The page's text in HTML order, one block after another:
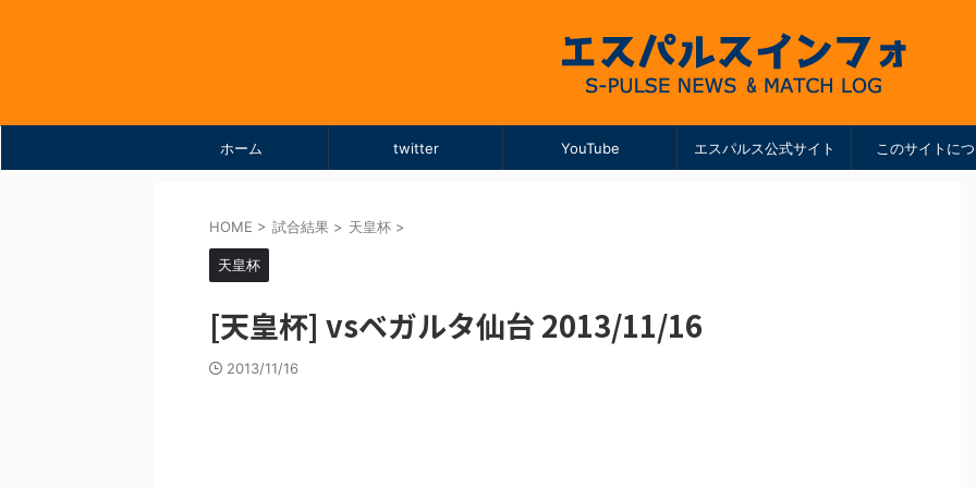
ホーム twitter YouTube エスパルス公式サイト このサイトに
HOME > 試合結果 > 天皇杯 >
天皇杯
[天皇杯] vsベガルタ仙台 2013/11/16
2013/11/16